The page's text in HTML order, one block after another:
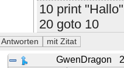
10 print "Hallo"
20 goto 10
GwenDragon